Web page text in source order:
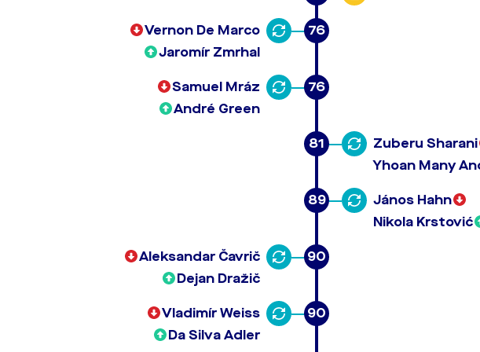
76
Vernon De Marco
Jaromír Zmrhal
76
Samuel Mráz
André Green
81
Zuberu Sharani
Yhoan Many
89
János Hahn
Nikola Krstović
90
Aleksandar Čavrič
Dejan Dražič
90
Vladimír Weiss
Da Silva Adler